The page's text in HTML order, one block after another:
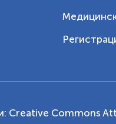
Creative Commons